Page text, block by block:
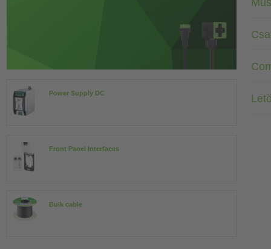
Power Supply DC
Front Panel Interfaces
Bulk cable